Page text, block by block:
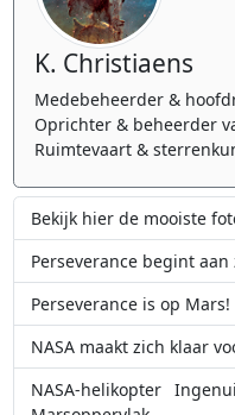
K. Christiaens
Medebeheerder &
Oprichter & beheerder
Ruimtevaart &
Bekijk hier de mooiste
Perseverance begint
Perseverance is op Mars!
NASA maakt zich klaar
NASA-helikopter